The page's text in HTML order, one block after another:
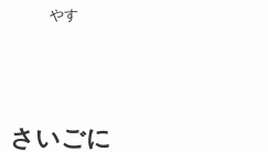
やす
さいごに